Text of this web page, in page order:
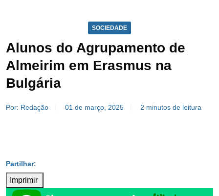
SOCIEDADE
Alunos do Agrupamento de
Almeirim em Erasmus na
Bulgária
Por: Redação 01 de março, 2025 2 minutos de leitura
Imprimir